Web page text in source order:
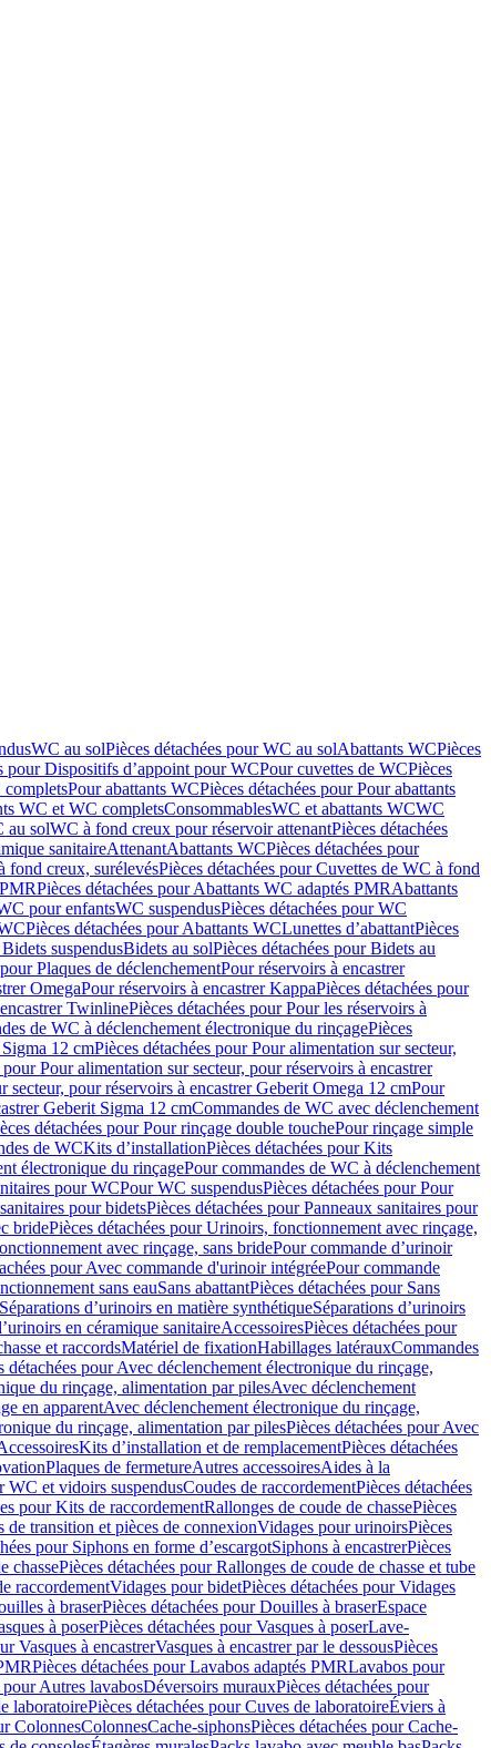
WC au solPièces détachées pour WC au solAbattants WCPièces
pour Dispositifs d’appoint pour WCPour cuvettes de WCPièces
completsPour abattants WCPièces détachées pour Pour abattants
WC et WC completsConsommablesWC et abattants WCWC
au solWC à fond creux pour réservoir attenantPièces détachées
sanitaireAttenantAbattants WCPièces détachées pour
fond creux, surélevésPièces détachées pour Cuvettes de WC à fond
Pièces détachées pour Abattants WC adaptés PMRAbattants
pour enfantsWC suspendusPièces détachées pour WC
Pièces détachées pour Abattants WCLunettes d’abattantPièces
suspendusBidets au solPièces détachées pour Bidets au
Plaques de déclenchementPour réservoirs à encastrer
OmegaPour réservoirs à encastrer KappaPièces détachées pour
TwinlinePièces détachées pour Pour les réservoirs à
de WC à déclenchement électronique du rinçagePièces
12 cmPièces détachées pour Pour alimentation sur secteur,
pour Pour alimentation sur secteur, pour réservoirs à encastrer
secteur, pour réservoirs à encastrer Geberit Omega 12 cmPour
Geberit Sigma 12 cmCommandes de WC avec déclenchement
détachées pour Pour rinçage double touchePour rinçage simple
de WCKits d’installationPièces détachées pour Kits
électronique du rinçagePour commandes de WC à déclenchement
pour WCPour WC suspendusPièces détachées pour Pour
pour bidetsPièces détachées pour Panneaux sanitaires pour
bridePièces détachées pour Urinoirs, fonctionnement avec rinçage,
avec rinçage, sans bridePour commande d’urinoir
pour Avec commande d'urinoir intégréePour commande
sans eauSans abattantPièces détachées pour Sans
d’urinoirs en matière synthétiqueSéparations d’urinoirs
en céramique sanitaireAccessoiresPièces détachées pour
et raccordsMatériel de fixationHabillages latérauxCommandes
détachées pour Avec déclenchement électronique du rinçage,
du rinçage, alimentation par pilesAvec déclenchement
en apparentAvec déclenchement électronique du rinçage,
du rinçage, alimentation par pilesPièces détachées pour Avec
Kits d’installation et de remplacementPièces détachées
Plaques de fermetureAutres accessoiresAides à la
WC et vidoirs suspendusCoudes de raccordementPièces détachées
pour Kits de raccordementRallonges de coude de chassePièces
de transition et pièces de connexionVidages pour urinoirsPièces
pour Siphons en forme d’escargotSiphons à encastrerPièces
chassePièces détachées pour Rallonges de coude de chasse et tube
raccordementVidages pour bidetPièces détachées pour Vidages
à braserPièces détachées pour Douilles à braserEspace
à poserPièces détachées pour Vasques à poserLave-
Vasques à encastrerVasques à encastrer par le dessousPièces
Pièces détachées pour Lavabos adaptés PMRLavabos pour
pour Autres lavabosDéversoirs murauxPièces détachées pour
laboratoirePièces détachées pour Cuves de laboratoireÉviers à
ColonnesColonnesCache-siphonsPièces détachées pour Cache-